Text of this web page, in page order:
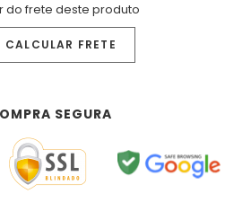
do frete deste produto
SEGURA